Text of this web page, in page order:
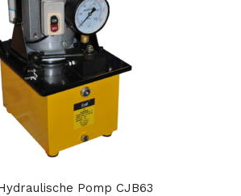
Pomp CJB63